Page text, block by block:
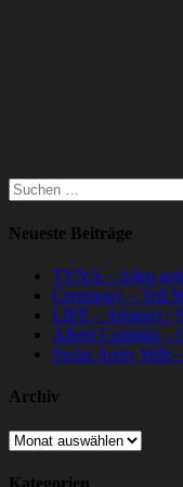
Neueste Beiträge
TYNA – Allen
Ceremony – Tell
LIFE – Abstract /
Albert Castiglia –
Swiss Army Wife
Archiv
Archiv
Kategorien